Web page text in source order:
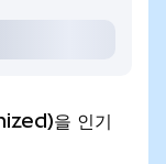
을 인기